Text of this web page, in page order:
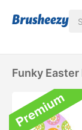
Funky Easter